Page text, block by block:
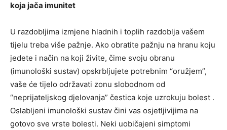
koja jača imunitet
U razdobljima izmjene hladnih i toplih razdoblja vašem
tijelu treba više pažnje. Ako obratite pažnju na hranu koju
jedete i način na koji živite, čime svoju obranu
(imunološki sustav) opskrbljujete potrebnim “oružjem”,
vaše će tijelo održavati zonu slobodnom od
“neprijateljskog djelovanja” čestica koje uzrokuju bolest .
Oslabljeni imunološki sustav čini vas osjetljivijima na
gotovo sve vrste bolesti. Neki uobičajeni simptomi